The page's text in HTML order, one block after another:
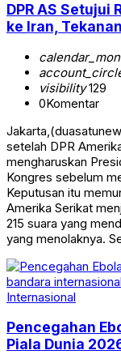
DPR AS Setujui
ke Iran,
visibility129
0Komentar
setelah DPR
mengharuskan
Kongres sebelum
Keputusan itu
Amerika Serikat
215 suara yang
yang menolaknya.
Internasional
Pencegahan
Piala Dunia